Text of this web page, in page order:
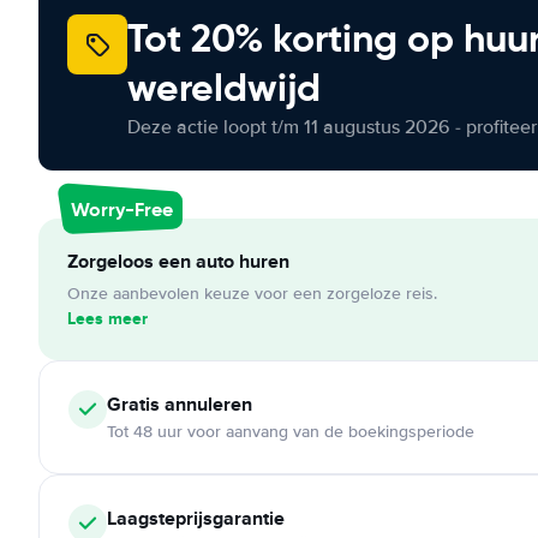
Tot 20% korting op
wereldwijd
Deze actie loopt t/m 11 augustus 2026 -
Worry-Free
Zorgeloos een auto huren
Onze aanbevolen keuze voor een zorgeloze reis.
Lees meer
Gratis annuleren
Tot 48 uur voor aanvang van de boekingsperiode
Laagsteprijsgarantie